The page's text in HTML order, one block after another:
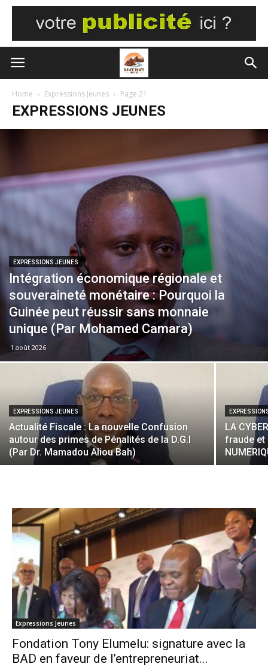
Home Expressions Jeunes Page 21
EXPRESSIONS JEUNES
EXPRESSIONS JEUNES
Intégration économique régionale et
souveraineté monétaire : Pourquoi la
Guinée peut réussir sans monnaie
unique (Par Mohamed Camara)
1 août 2026
EXPRESSIONS JEUNES
Actualité Fiscale : La nouvelle Confusion
autour des primes de Pénalités de la D.G.I
(Par Dr. Mamadou Aliou Bah)
LA
fraude et
Expressions Jeunes
Fondation Tony Elumelu: signature avec la
BAD en faveur de l’entrepreneuriat...